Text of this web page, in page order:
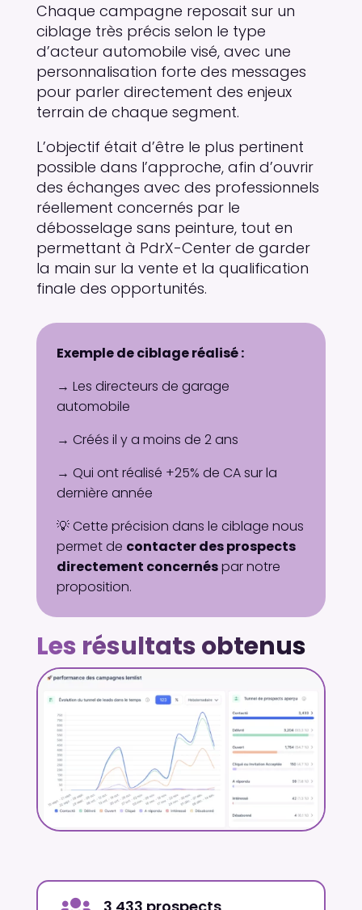
Chaque campagne reposait sur un
ciblage très précis selon le type
d’acteur automobile visé, avec une
personnalisation forte des messages
pour parler directement des enjeux
terrain de chaque segment.
L’objectif était d’être le plus pertinent
possible dans l’approche, afin d’ouvrir
des échanges avec des professionnels
réellement concernés par le
débosselage sans peinture, tout en
permettant à PdrX-Center de garder
la main sur la vente et la qualification
finale des opportunités.
Exemple de ciblage réalisé :
→ Les directeurs de garage
automobile
→ Créés il y a moins de 2 ans
→ Qui ont réalisé +25% de CA sur la
dernière année
💡 Cette précision dans le ciblage nous
permet de contacter des prospects
directement concernéspar notre
proposition.
Les résultats obtenus